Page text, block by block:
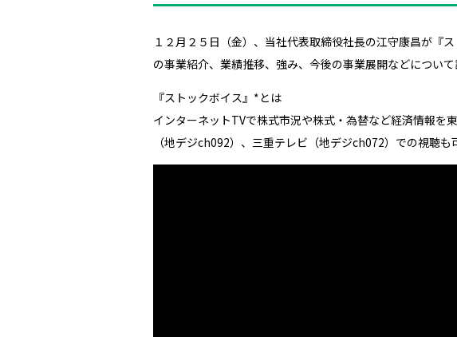
１２月２５日（金）、当社代表取締役社長の江守康昌が『
の事業紹介、業績推移、強み、今後の事業展開などについ
『ストックボイス』*とは
インターネットTVで株式市況や株式・為替など経済情報を
（地デジch092）、三重テレビ（地デジch072）での視聴も